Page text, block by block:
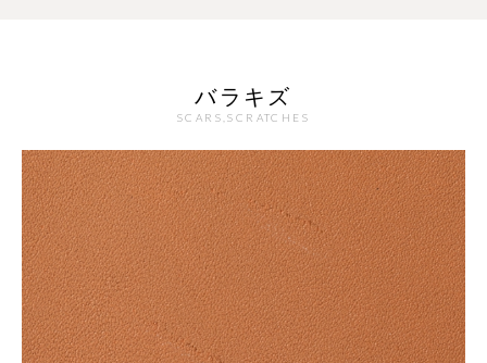
バラキズ
SCARS,SCRATCHES